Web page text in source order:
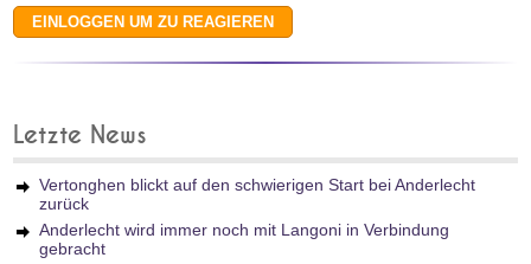
Letzte News
Vertonghen blickt auf den schwierigen Start bei Anderlecht
zurück
Anderlecht wird immer noch mit Langoni in Verbindung
gebracht